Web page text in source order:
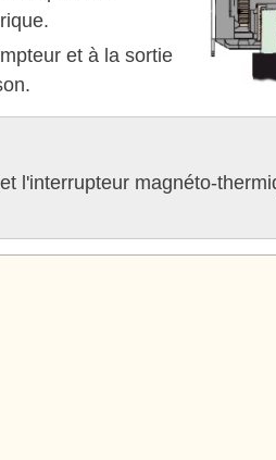
et à la sortie
l'interrupteur magnéto-